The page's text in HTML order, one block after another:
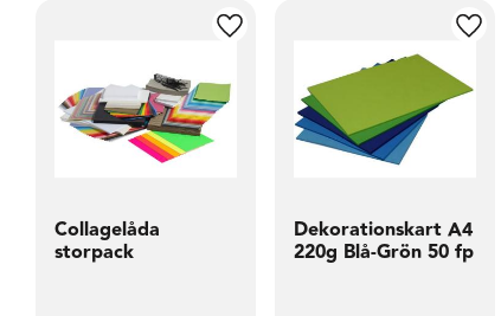
Collagelåda
storpack
Lägg till i favoriter
Dekorationskart A4
220g Blå-Grön 50 fp